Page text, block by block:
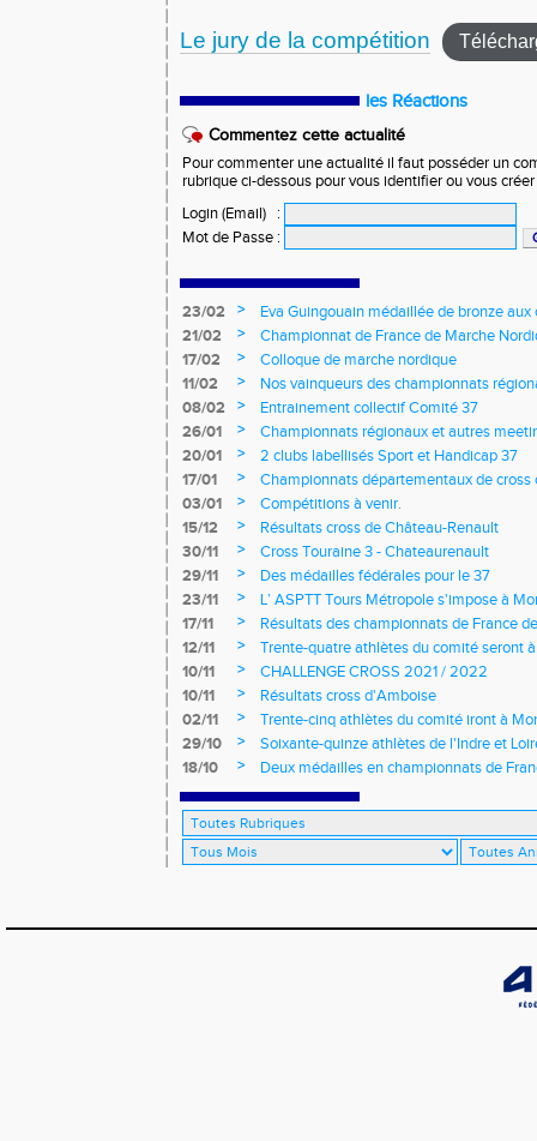
Le jury de la compétition
les Réactions
Commentez cette actualité
Pour commenter une actualité il faut posséder un
rubrique ci-dessous pour vous identifier ou vous
Login (Email)
:
Mot de Passe :
23/02 >
Eva Guingouain médaillée de bronze
jeunes
21/02 >
Championnat de France de Marche
17/02
>
Colloque de marche nordique
11/02
>
Nos vainqueurs des championnats
08/02
>
Entrainement collectif Comité 37
26/01
>
Championnats régionaux et autres
20/01
>
2 clubs labellisés Sport et Handicap 37
17/01
>
Championnats départementaux de cross
longs et meetings en salle
03/01 >
Compétitions à venir.
15/12
>
Résultats cross de Château-Renault
30/11
>
Cross Touraine 3 - Chateaurenault
29/11
>
Des médailles fédérales pour le 37
23/11
>
L’ ASPTT Tours Métropole s'impose à
17/11
>
Résultats des championnats de France
12/11
>
Trente-quatre athlètes du comité seront
10/11
>
CHALLENGE CROSS 2021 / 2022
10/11
>
Résultats cross d'Amboise
02/11
>
Trente-cinq athlètes du comité iront à
29/10
>
Soixante-quinze athlètes de l'Indre et
régionaux de cross-country 2021
18/10 > Deux médailles en championnats de